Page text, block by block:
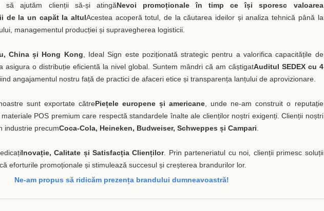
să ajutăm clienții să-și atingăNevoi promoționale în timp ce își sporesc valoarea
de la un capăt la altulAcestea acoperă totul, de la căutarea ideilor și analiza tehnică până la
managementul producției și supravegherea logisticii.
China și Hong Kong , Ideal Sign este poziționată strategic pentru a valorifica capacitățile de
asigura o distribuție eficientă la nivel global. Suntem mândri că am câștigatAuditul SEDEX cu 4
angajamentul nostru față de practici de afaceri etice și transparența lanțului de aprovizionare.
sunt exportate cătrePiețele europene și americane , unde ne-am construit o reputație
POS premium care respectă standardele înalte ale clienților noștri exigenți. Clienții noștri
industrie precumCoca-Cola, Heineken, Budweiser, Schweppes și Campari
Inovație, Calitate și Satisfacția Clienților. Prin parteneriatul cu noi, clienții primesc soluții
eforturile promoționale și stimulează succesul și creșterea brandurilor lor.
Ne-am propus să ridicăm prezența brandului dumneavoastră!